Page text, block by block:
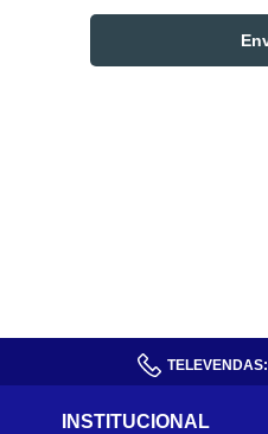
TELEVENDAS:
INSTITUCIONAL